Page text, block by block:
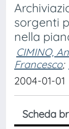
sorgenti
nella
CIMINO,
Francesco;
2004-01-01
Scheda